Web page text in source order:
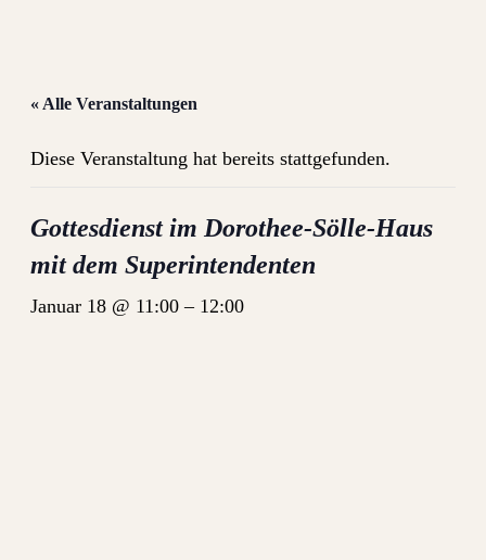
« Alle Veranstaltungen
Diese Veranstaltung hat bereits stattgefunden.
Gottesdienst im Dorothee-Sölle-Haus
mit dem Superintendenten
Januar 18 @ 11:00 – 12:00